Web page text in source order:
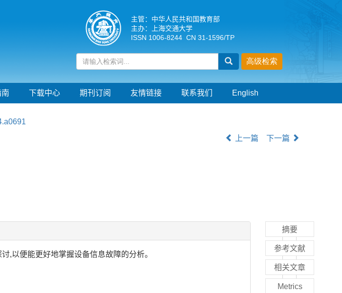
主管：中华人民共和国教育部
主办：上海交通大学
ISSN 1006-8244 CN 31-1596/TP
下载中心 期刊订阅 友情链接 联系我们 English
上一篇 下一篇
,以便能更好地掌握设备信息故障的分析。
摘要
参考文献
相关文章
Metrics